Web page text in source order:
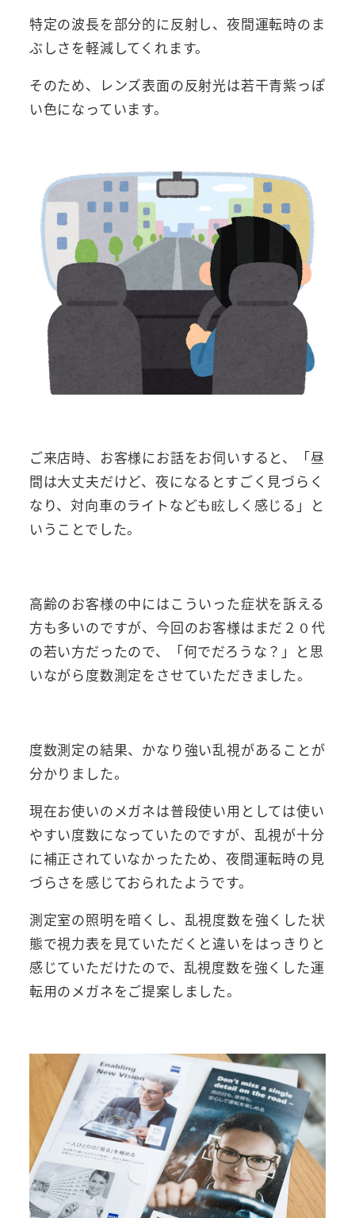
特定の波長を部分的に反射し、夜間運転時のま
ぶしさを軽減してくれます。
そのため、レンズ表面の反射光は若干青紫っぽ
い色になっています。
ご来店時、お客様にお話をお伺いすると、「昼
間は大丈夫だけど、夜になるとすごく見づらく
なり、対向車のライトなども眩しく感じる」と
いうことでした。
高齢のお客様の中にはこういった症状を訴える
方も多いのですが、今回のお客様はまだ２０代
の若い方だったので、「何でだろうな？」と思
いながら度数測定をさせていただきました。
度数測定の結果、かなり強い乱視があることが
分かりました。
現在お使いのメガネは普段使い用としては使い
やすい度数になっていたのですが、乱視が十分
に補正されていなかったため、夜間運転時の見
づらさを感じておられたようです。
測定室の照明を暗くし、乱視度数を強くした状
態で視力表を見ていただくと違いをはっきりと
感じていただけたので、乱視度数を強くした運
転用のメガネをご提案しました。